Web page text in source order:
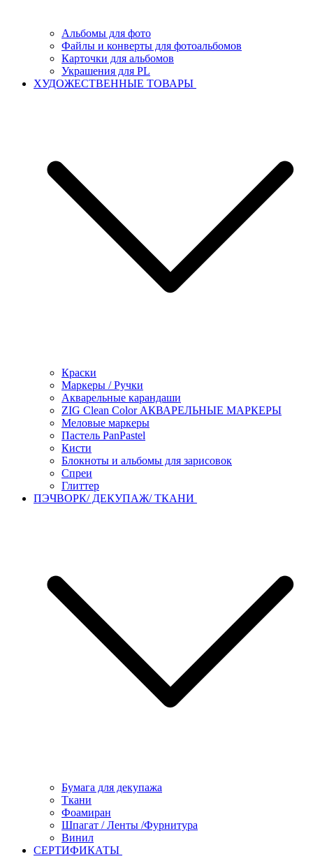
Альбомы для фото
Файлы и конверты для фотоальбомов
Карточки для альбомов
Украшения для PL
ХУДОЖЕСТВЕННЫЕ ТОВАРЫ
Краски
Маркеры / Ручки
Акварельные карандаши
ZIG Clean Color АКВАРЕЛЬНЫЕ МАРКЕРЫ
Меловые маркеры
Пастель PanPastel
Кисти
Блокноты и альбомы для зарисовок
Спреи
Глиттер
ПЭЧВОРК/ ДЕКУПАЖ/ ТКАНИ
Бумага для декупажа
Ткани
Фоамиран
Шпагат / Ленты /Фурнитура
Винил
СЕРТИФИКАТЫ